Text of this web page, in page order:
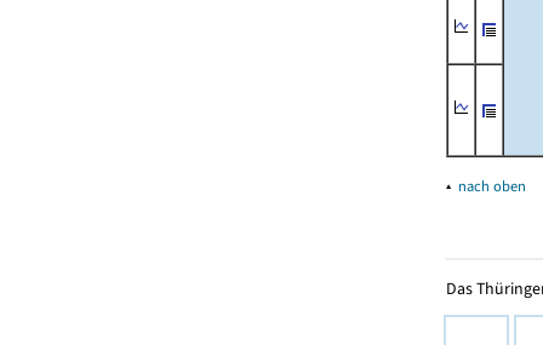
▴ nach oben
Das